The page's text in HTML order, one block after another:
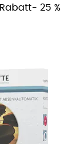
Rabatt- 25 %